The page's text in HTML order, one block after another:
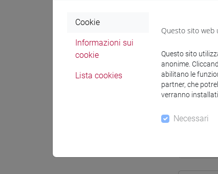
Docenti
Cookie
Informazioni sui
cookie
Lista cookies
Questo sito web
Questo sito
anonime.
abilitano le
partner, che
verranno
Necessari